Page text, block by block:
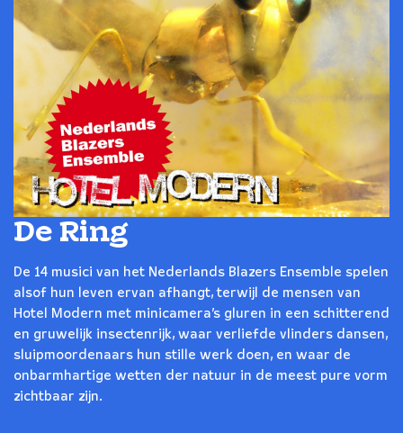
De Ring
De 14 musici van het Nederlands Blazers Ensemble spelen
alsof hun leven ervan afhangt, terwijl de mensen van
Hotel Modern met minicamera’s gluren in een schitterend
en gruwelijk insectenrijk, waar verliefde vlinders dansen,
sluipmoordenaars hun stille werk doen, en waar de
onbarmhartige wetten der natuur in de meest pure vorm
zichtbaar zijn.